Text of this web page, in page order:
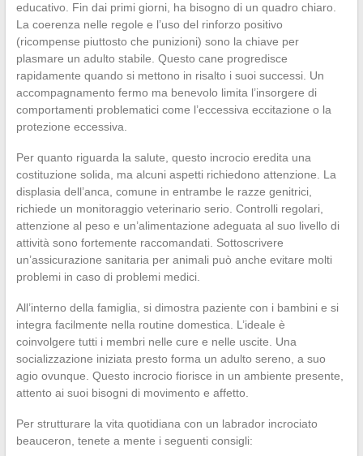
educativo. Fin dai primi giorni, ha bisogno di un quadro chiaro.
La coerenza nelle regole e l’uso del rinforzo positivo
(ricompense piuttosto che punizioni) sono la chiave per
plasmare un adulto stabile. Questo cane progredisce
rapidamente quando si mettono in risalto i suoi successi. Un
accompagnamento fermo ma benevolo limita l’insorgere di
comportamenti problematici come l’eccessiva eccitazione o la
protezione eccessiva.
Per quanto riguarda la salute, questo incrocio eredita una
costituzione solida, ma alcuni aspetti richiedono attenzione. La
displasia dell’anca, comune in entrambe le razze genitrici,
richiede un monitoraggio veterinario serio. Controlli regolari,
attenzione al peso e un’alimentazione adeguata al suo livello di
attività sono fortemente raccomandati. Sottoscrivere
un’assicurazione sanitaria per animali può anche evitare molti
problemi in caso di problemi medici.
All’interno della famiglia, si dimostra paziente con i bambini e si
integra facilmente nella routine domestica. L’ideale è
coinvolgere tutti i membri nelle cure e nelle uscite. Una
socializzazione iniziata presto forma un adulto sereno, a suo
agio ovunque. Questo incrocio fiorisce in un ambiente presente,
attento ai suoi bisogni di movimento e affetto.
Per strutturare la vita quotidiana con un labrador incrociato
beauceron, tenete a mente i seguenti consigli: